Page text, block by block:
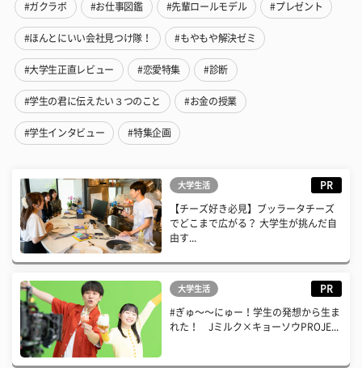
#ガクラボ #お仕事図鑑 #先輩ロールモデル #プレゼント
#ほんとにいい会社見つけ隊！ #もやもや解決ゼミ
#大学生正直レビュー #恋愛特集 #診断
#学生の君に伝えたい３つのこと #お金の授業
#学生インタビュー #特集企画
大学生活 PR
【チーズ好き必見】ブッラータチーズ
でどこまで広がる？ 大学生が挑んだ自
由す...
大学生活 PR
#ぎゅ〜〜にゅー！学生の発想から生ま
れた！ Jミルク×キョーソウPROJE...